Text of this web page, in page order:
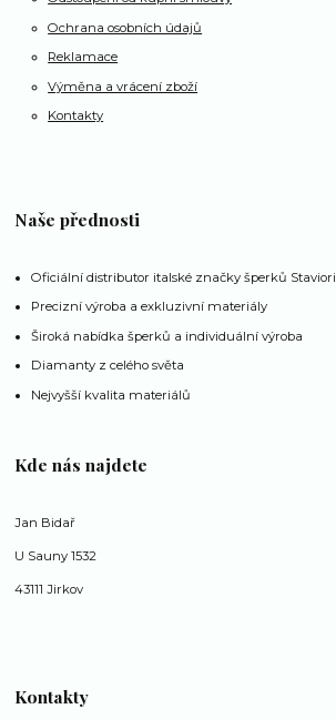
Ochrana osobních údajů
Reklamace
Výměna a vrácení zboží
Kontakty
Naše přednosti
Oficiální distributor italské značky šperků Staviori
Precizní výroba a exkluzivní materiály
Široká nabídka šperků a individuální výroba
Diamanty z celého světa
Nejvyšší kvalita materiálů
Kde nás najdete
Jan Bidař
U Sauny 1532
43111 Jirkov
Kontakty